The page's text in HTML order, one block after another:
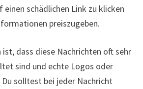
einen schädlichen Link zu klicken
preiszugeben.
dass diese Nachrichten oft sehr
sind und echte Logos oder
solltest bei jeder Nachricht